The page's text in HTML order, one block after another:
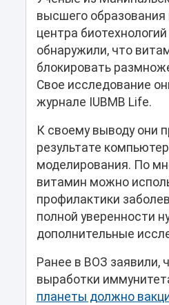
высшего образования
центра
обнаружили, что
блокировать
Свое исследование
журнале IUBMB Life.
К своему выводу они
результате
моделирования. По
витамин можно
профилактики
полной уверенности
дополнительные
Ранее в ВОЗ заявили,
выработки
планеты должно